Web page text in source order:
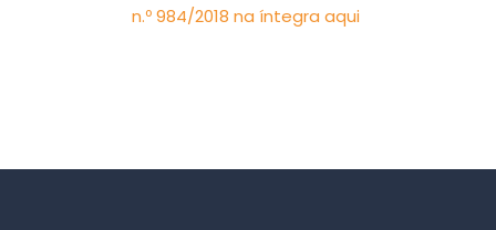
n.º 984/2018 na íntegra aqui